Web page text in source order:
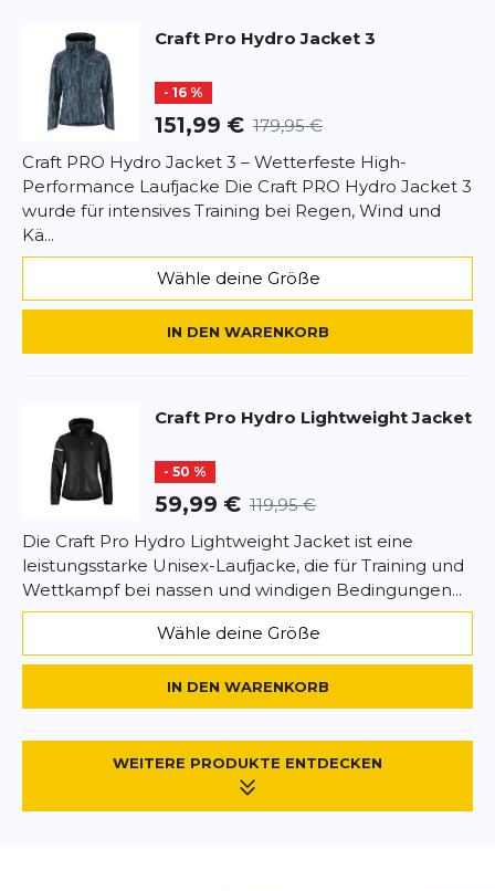
Reflektierende Detailsfür Sichtbarkeit
Fazit:
Die PRO Hydro Jacket 3 kombiniert
Wetterschutz, Atmungsaktivität und Komfort
perfekt für Läufer, die keine Ausreden kennen.
Craft Pro Hydro Jacket 3
- 16 %
151,99 € 179,95 €
Craft PRO Hydro Jacket 3 – Wetterfeste High-
Performance Laufjacke Die Craft PRO Hydro Jacket 3
wurde für intensives Training bei Regen, Wind und
Kä...
Wähle deine Größe
IN DEN WARENKORB
Craft Pro Hydro Lightweight Jacket
- 50 %
59,99 € 119,95 €
Die Craft Pro Hydro Lightweight Jacket ist eine
leistungsstarke Unisex-Laufjacke, die für Training und
Wettkampf bei nassen und windigen Bedingungen...
Wähle deine Größe
IN DEN WARENKORB
WEITERE PRODUKTE ENTDECKEN